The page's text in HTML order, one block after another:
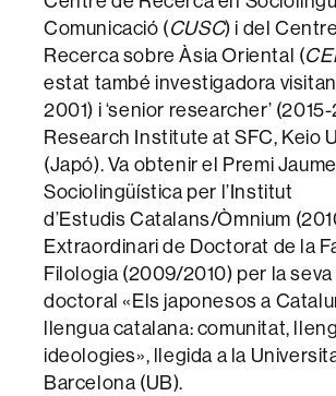
Comunicació (CUSC) i del
Recerca sobre Àsia Oriental (
estat també investigadora
2001) i ‘senior researcher’
Research Institute at SFC, Keio
(Japó). Va obtenir el Premi
Sociolingüística per l’Institut
d’Estudis Catalans/Òmnium
Extraordinari de Doctorat de la
Filologia (2009/2010) per la
doctoral «Els japonesos a
llengua catalana: comunitat,
ideologies», llegida a la
Barcelona (UB).